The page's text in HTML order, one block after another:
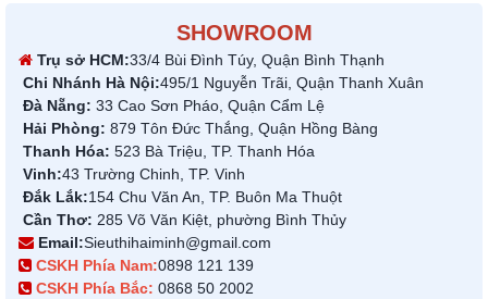
SHOWROOM
Trụ sở HCM:33/4 Bùi Đình Túy, Quận Bình Thạnh
Chi Nhánh Hà Nội:495/1 Nguyễn Trãi, Quận Thanh Xuân
Đà Nẵng: 33 Cao Sơn Pháo, Quận Cẩm Lệ
Hải Phòng: 879 Tôn Đức Thắng, Quận Hồng Bàng
Thanh Hóa: 523 Bà Triệu, TP. Thanh Hóa
Vinh:43 Trường Chinh, TP. Vinh
Đắk Lắk:154 Chu Văn An, TP. Buôn Ma Thuột
Cần Thơ: 285 Võ Văn Kiệt, phường Bình Thủy
Email:Sieuthihaiminh@gmail.com
CSKH Phía Nam:0898 121 139
CSKH Phía Bắc: 0868 50 2002